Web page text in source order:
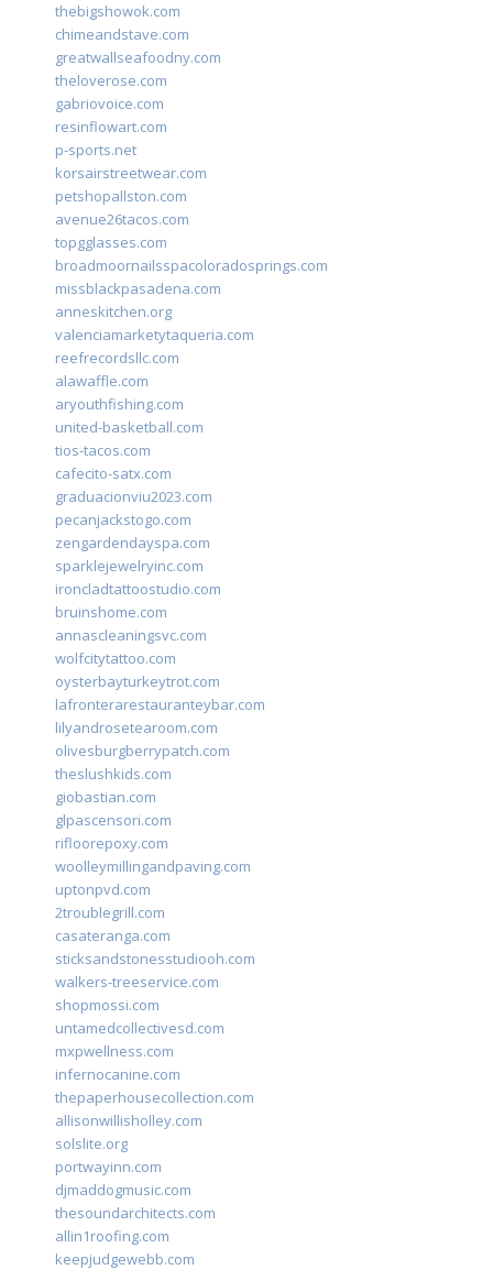
thebigshowok.com
chimeandstave.com
greatwallseafoodny.com
theloverose.com
gabriovoice.com
resinflowart.com
p-sports.net
korsairstreetwear.com
petshopallston.com
avenue26tacos.com
topgglasses.com
broadmoornailsspacoloradosprings.com
missblackpasadena.com
anneskitchen.org
valenciamarketytaqueria.com
reefrecordsllc.com
alawaffle.com
aryouthfishing.com
united-basketball.com
tios-tacos.com
cafecito-satx.com
graduacionviu2023.com
pecanjackstogo.com
zengardendayspa.com
sparklejewelryinc.com
ironcladtattoostudio.com
bruinshome.com
annascleaningsvc.com
wolfcitytattoo.com
oysterbayturkeytrot.com
lafronterarestauranteybar.com
lilyandrosetearoom.com
olivesburgberrypatch.com
theslushkids.com
giobastian.com
glpascensori.com
rifloorepoxy.com
woolleymillingandpaving.com
uptonpvd.com
2troublegrill.com
casateranga.com
sticksandstonesstudiooh.com
walkers-treeservice.com
shopmossi.com
untamedcollectivesd.com
mxpwellness.com
infernocanine.com
thepaperhousecollection.com
allisonwillisholley.com
solslite.org
portwayinn.com
djmaddogmusic.com
thesoundarchitects.com
allin1roofing.com
keepjudgewebb.com